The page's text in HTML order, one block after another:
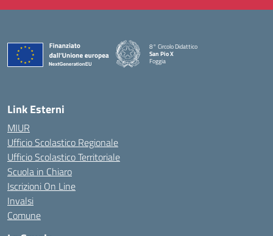
8° Circolo Didattico
San Pio X
Foggia
— Visita la pagina iniziale della scuola
Link Esterni
MIUR
Ufficio Scolastico Regionale
Ufficio Scolastico Territoriale
Scuola in Chiaro
Iscrizioni On Line
Invalsi
Comune